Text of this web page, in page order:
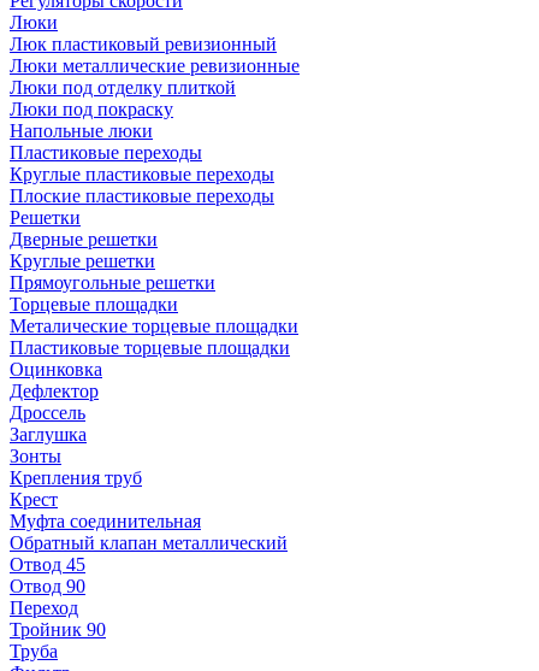
Люки
Люк пластиковый ревизионный
Люки металлические ревизионные
Люки под отделку плиткой
Люки под покраску
Напольные люки
Пластиковые переходы
Круглые пластиковые переходы
Плоские пластиковые переходы
Решетки
Дверные решетки
Круглые решетки
Прямоугольные решетки
Торцевые площадки
Металические торцевые площадки
Пластиковые торцевые площадки
Оцинковка
Дефлектор
Дроссель
Заглушка
Зонты
Крепления труб
Крест
Муфта соединительная
Обратный клапан металлический
Отвод 45
Отвод 90
Переход
Тройник 90
Труба